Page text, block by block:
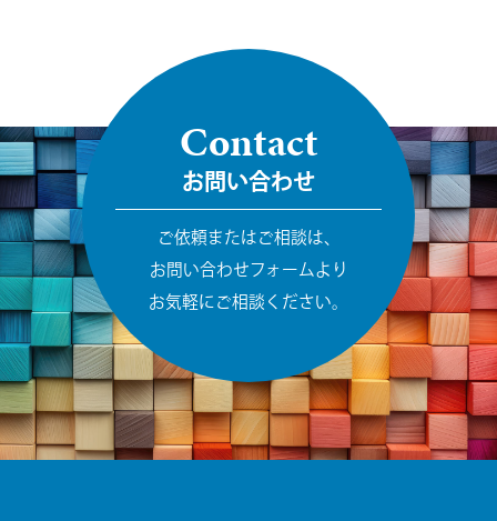
Contact
お問い合わせ
ご依頼またはご相談は、
お問い合わせフォームより
お気軽にご相談ください。